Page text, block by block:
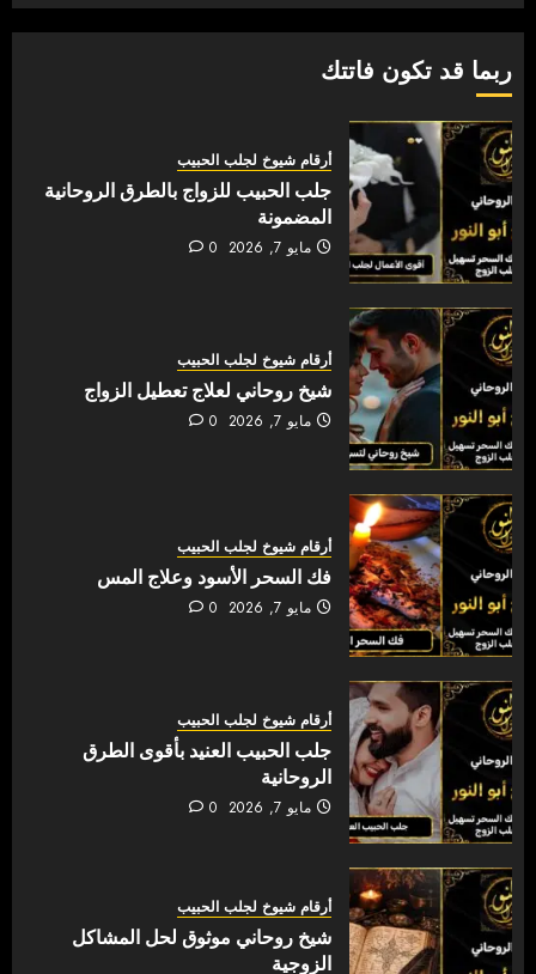
ربما قد تكون فاتتك
أرقام شيوخ لجلب الحبيب
جلب الحبيب للزواج بالطرق الروحانية
المضمونة
مايو 7, 2026 0
أرقام شيوخ لجلب الحبيب
شيخ روحاني لعلاج تعطيل الزواج
مايو 7, 2026 0
أرقام شيوخ لجلب الحبيب
فك السحر الأسود وعلاج المس
مايو 7, 2026 0
أرقام شيوخ لجلب الحبيب
جلب الحبيب العنيد بأقوى الطرق
الروحانية
مايو 7, 2026 0
أرقام شيوخ لجلب الحبيب
شيخ روحاني موثوق لحل المشاكل
الزوجية